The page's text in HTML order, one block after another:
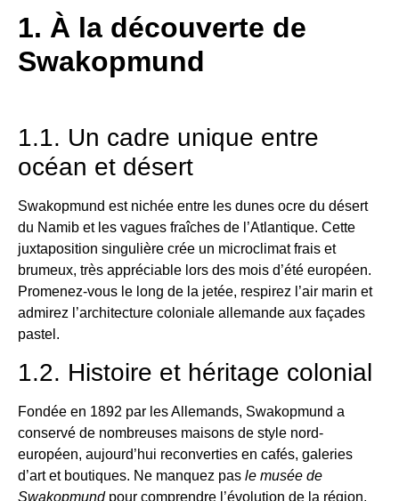
1. À la découverte de
Swakopmund
1.1. Un cadre unique entre
océan et désert
Swakopmund est nichée entre les dunes ocre du désert
du Namib et les vagues fraîches de l’Atlantique. Cette
juxtaposition singulière crée un microclimat frais et
brumeux, très appréciable lors des mois d’été européen.
Promenez-vous le long de la jetée, respirez l’air marin et
admirez l’architecture coloniale allemande aux façades
pastel.
1.2. Histoire et héritage colonial
Fondée en 1892 par les Allemands, Swakopmund a
conservé de nombreuses maisons de style nord-
européen, aujourd’hui reconverties en cafés, galeries
d’art et boutiques. Ne manquez pas le musée de
Swakopmundpour comprendre l’évolution de la région,